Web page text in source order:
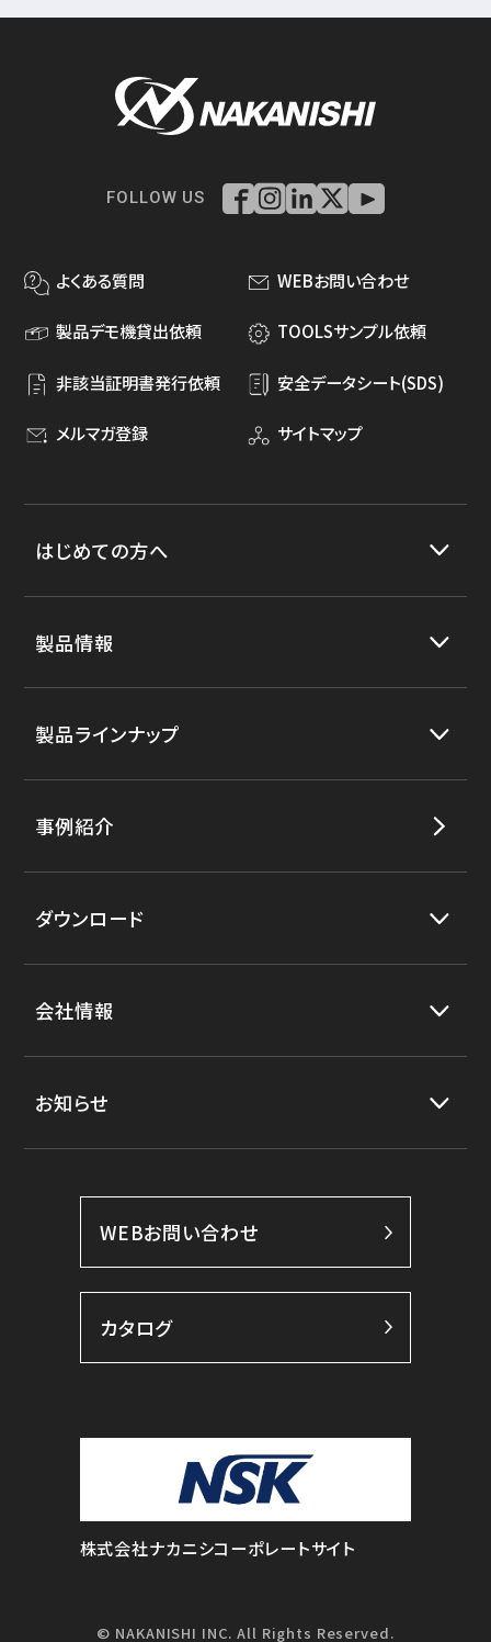
FOLLOW US
よくある質問 WEBお問い合わせ
製品デモ機貸出依頼 TOOLSサンプル依頼
非該当証明書発行依頼 安全データシート(SDS)
メルマガ登録 サイトマップ
はじめての方へ
製品情報
製品ラインナップ
事例紹介
ダウンロード
会社情報
お知らせ
WEBお問い合わせ
カタログ
株式会社ナカニシコーポレートサイト
© NAKANISHI INC. All Rights Reserved.